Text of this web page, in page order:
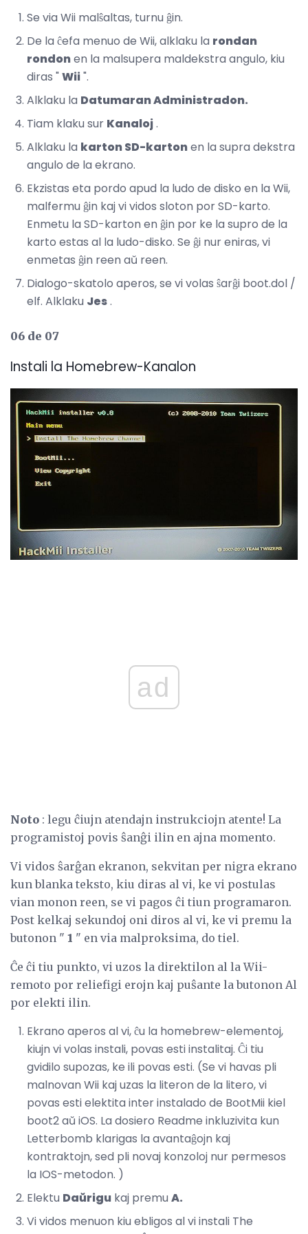
Se via Wii malŝaltas, turnu ĝin.
De la ĉefa menuo de Wii, alklaku la rondan
rondonen la malsupera maldekstra angulo, kiu
diras " Wii".
Alklaku la Datumaran Administradon.
Tiam klaku sur Kanaloj.
Alklaku la karton SD-kartonen la supra dekstra
angulo de la ekrano.
Ekzistas eta pordo apud la ludo de disko en la Wii,
malfermu ĝin kaj vi vidos sloton por SD-karto.
Enmetu la SD-karton en ĝin por ke la supro de la
karto estas al la ludo-disko. Se ĝi nur eniras, vi
enmetas ĝin reen aŭ reen.
Dialogo-skatolo aperos, se vi volas ŝarĝi boot.dol /
elf. Alklaku Jes.
06 de 07
Instali la Homebrew-Kanalon
ad
Noto : legu ĉiujn atendajn instrukciojn atente! La
programistoj povis ŝanĝi ilin en ajna momento.
Vi vidos ŝarĝan ekranon, sekvitan per nigra ekrano
kun blanka teksto, kiu diras al vi, ke vi postulas
vian monon reen, se vi pagos ĉi tiun programaron.
Post kelkaj sekundoj oni diros al vi, ke vi premu la
butonon " 1 " en via malproksima, do tiel.
Ĉe ĉi tiu punkto, vi uzos la direktilon al la Wii-
remoto por reliefigi erojn kaj puŝante la butonon Al
por elekti ilin.
Ekrano aperos al vi, ĉu la homebrew-elementoj,
kiujn vi volas instali, povas esti instalitaj. Ĉi tiu
gvidilo supozas, ke ili povas esti. (Se vi havas pli
malnovan Wii kaj uzas la literon de la litero, vi
povas esti elektita inter instalado de BootMii kiel
boot2 aŭ iOS. La dosiero Readme inkluzivita kun
Letterbomb klarigas la avantaĝojn kaj
kontraktojn, sed pli novaj konzoloj nur permesos
la IOS-metodon. )
Elektu Daŭrigu kaj premu A.
Vi vidos menuon kiu ebligos al vi instali The